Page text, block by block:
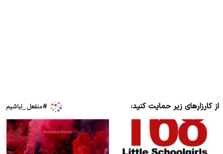
از کارزارهای زیر حمایت کنید: